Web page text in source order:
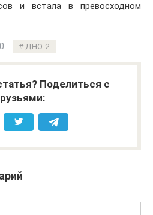
и встала в превосходном
ДНО-2
Поделиться с